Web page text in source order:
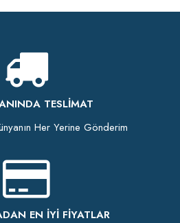
TESLIMAT
Her Yerine Gönderim
EN İYI FIYATLAR